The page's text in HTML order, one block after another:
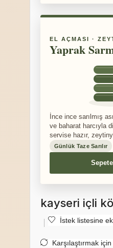
EL AÇMASI ·
Yaprak
İnce ince sarılmış
ve baharat harcıyla
servise hazır,
Günlük Taze Sarılır
kayseri içli
İstek listesine
Karşılaştırmak